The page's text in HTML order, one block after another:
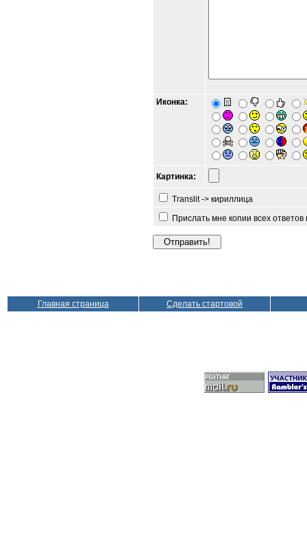
Иконка:
Картинка:
Translit -> кириллица
Прислать мне копии всех
Главная страница Сделать стартовой